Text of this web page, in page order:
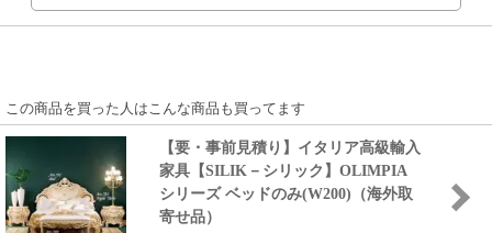
この商品を買った人はこんな商品も買ってます
【要・事前見積り】イタリア高級輸入
家具【SILIK－シリック】 OLIMPIA
シリーズ ベッドのみ(W200)（海外取
寄せ品）